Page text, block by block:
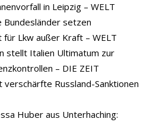
in Leipzig – WELT
Bundesländer setzen
Lkw außer Kraft – WELT
stellt Italien Ultimatum zur
– DIE ZEIT
verschärfte Russland-Sanktionen
Huber aus Unterhaching: